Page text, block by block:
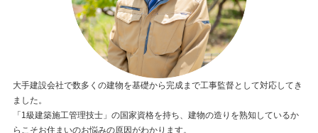
大手建設会社で数多くの建物を基礎から完成まで工事監督として対応してき
ました。
「1級建築施工管理技士」の国家資格を持ち、建物の造りを熟知しているか
らこそお住まいのお悩みの原因がわかります。